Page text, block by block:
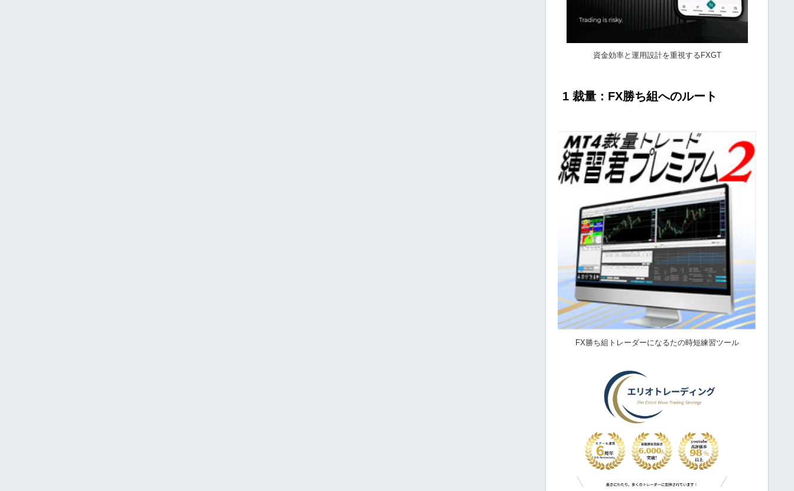
資金効率と運用設計を重視するFXGT
1 裁量：FX勝ち組へのルート
FX勝ち組トレーダーになるたの時短練習ツール